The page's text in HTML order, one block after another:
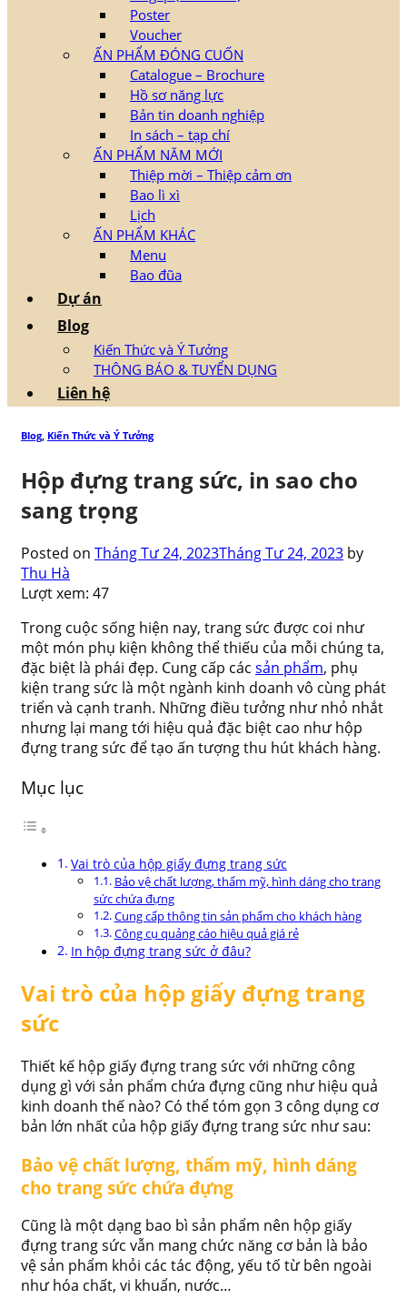
Poster
Voucher
ẤN PHẨM ĐÓNG CUỐN
Catalogue – Brochure
Hồ sơ năng lực
Bản tin doanh nghiệp
In sách – tạp chí
ẤN PHẨM NĂM MỚI
Thiệp mời – Thiệp cảm ơn
Bao lì xì
Lịch
ẤN PHẨM KHÁC
Menu
Bao đũa
Dự án
Blog
Kiến Thức và Ý Tưởng
THÔNG BÁO & TUYỂN DỤNG
Liên hệ
Blog, Kiến Thức và Ý Tưởng
Hộp đựng trang sức, in sao cho
sang trọng
Posted on Tháng Tư 24, 2023Tháng Tư 24, 2023 by
Thu Hà
Lượt xem: 47
Trong cuộc sống hiện nay, trang sức được coi như
một món phụ kiện không thể thiếu của mỗi chúng ta,
đặc biệt là phái đẹp. Cung cấp các sản phẩm, phụ
kiện trang sức là một ngành kinh doanh vô cùng phát
triển và cạnh tranh. Những điều tưởng như nhỏ nhắt
nhưng lại mang tới hiệu quả đặc biệt cao như hộp
đựng trang sức để tạo ấn tượng thu hút khách hàng.
Mục lục
Vai trò của hộp giấy đựng trang sức
Bảo vệ chất lượng, thẩm mỹ, hình dáng cho trang
sức chứa đựng
Cung cấp thông tin sản phẩm cho khách hàng
Công cụ quảng cáo hiệu quả giá rẻ
In hộp đựng trang sức ở đâu?
Vai trò của hộp giấy đựng trang
sức
Thiết kế hộp giấy đựng trang sức với những công
dụng gì với sản phẩm chứa đựng cũng như hiệu quả
kinh doanh thế nào? Có thể tóm gọn 3 công dụng cơ
bản lớn nhất của hộp giấy đựng trang sức như sau:
Bảo vệ chất lượng, thẩm mỹ, hình dáng
cho trang sức chứa đựng
Cũng là một dạng bao bì sản phẩm nên hộp giấy
đựng trang sức vẫn mang chức năng cơ bản là bảo
vệ sản phẩm khỏi các tác động, yếu tố từ bên ngoài
như hóa chất, vi khuẩn, nước…